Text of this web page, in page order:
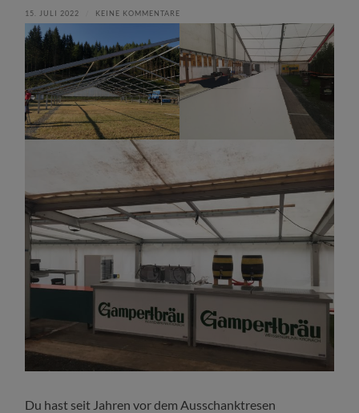
15. JULI 2022 KEINE KOMMENTARE
Du hast seit Jahren vor dem Ausschanktresen